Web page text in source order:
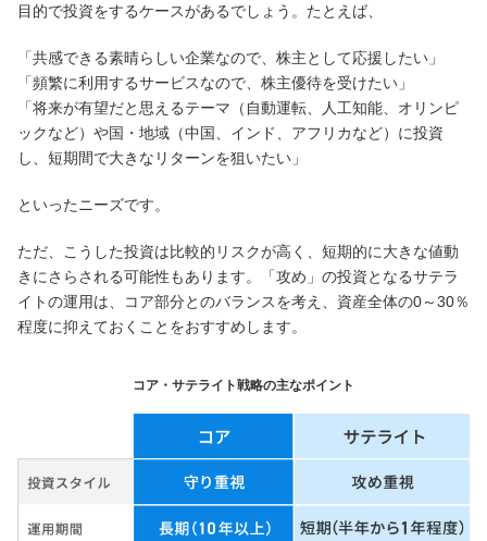
目的で投資をするケースがあるでしょう。たとえば、
「共感できる素晴らしい企業なので、株主として応援したい」
「頻繁に利用するサービスなので、株主優待を受けたい」
「将来が有望だと思えるテーマ（自動運転、人工知能、オリンピ
ックなど）や国・地域（中国、インド、アフリカなど）に投資
し、短期間で大きなリターンを狙いたい」
といったニーズです。
ただ、こうした投資は比較的リスクが高く、短期的に大きな値動
きにさらされる可能性もあります。「攻め」の投資となるサテラ
イトの運用は、コア部分とのバランスを考え、資産全体の0～30％
程度に抑えておくことをおすすめします。
コア・サテライト戦略の主なポイント